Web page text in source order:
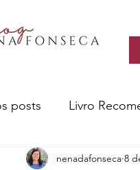
posts Livro
Nena recomenda
nenadafonseca 8